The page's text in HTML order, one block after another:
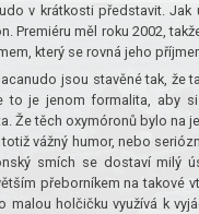
v krátkosti představit.
Premiéru měl roku 2002,
který se rovná jeho
jsou stavěné tak, že
to je jenom formalita, aby
Že těch oxymóronů bylo na
vážný humor, nebo
smích se dostaví milý
přeborníkem na takové
malou holčičku využívá k